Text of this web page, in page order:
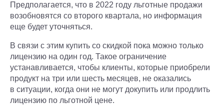
Предполагается, что в 2022 году льготные продажи
возобновятся со второго квартала, но информация
еще будет уточняться.
В связи с этим купить со скидкой пока можно только
лицензию на один год. Такое ограничение
устанавливается, чтобы клиенты, которые приобрели
продукт на три или шесть месяцев, не оказались
в ситуации, когда они не могут докупить или продлить
лицензию по льготной цене.